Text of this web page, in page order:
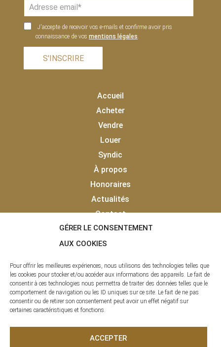
GÉRER LE CONSENTEMENT
AUX COOKIES
Pour offrir les meilleures expériences, nous utilisons des technologies telles que
les cookies pour stocker et/ou accéder aux informations des appareils. Le fait de
consentir à ces technologies nous permettra de traiter des données telles que le
comportement de navigation ou les ID uniques sur ce site. Le fait de ne pas
consentir ou de retirer son consentement peut avoir un effet négatif sur
certaines caractéristiques et fonctions.
ACCEPTER
J'accepte de recevoir vos e-mails et confirme avoir pris
connaissance de vos mentions légales.
S'INSCRIRE
Accueil
Acheter
Vendre
Louer
Syndic
À propos
Honoraires
Actualités
Contact
Vendu
Laisser un avis client
La clé des Pyrénées © 2020 - 2026 | Tous droits réservés |